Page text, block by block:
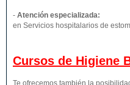
- Atención especializada:
en Servicios hospitalarios de
Cursos de Higiene